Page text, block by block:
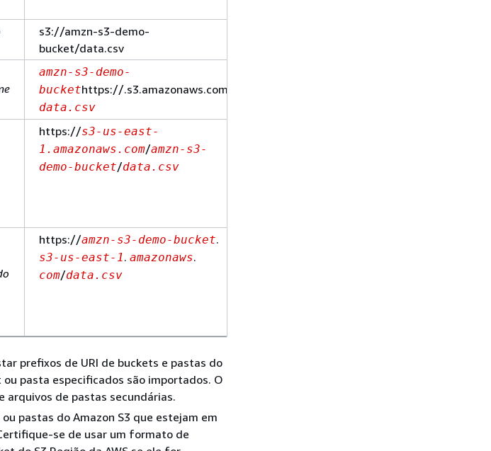
s3://amzn-s3-demo-
bucket/data.csv
amzn-s3-demo-
buckethttps://.s3.amazonaws.com/
data.csv
https://s3-us-east-
1.amazonaws.com/amzn-s3-
demo-bucket/data.csv
https://amzn-s3-demo-bucket.
s3-us-east-1. amazonaws.
com/data.csv
prefixos de URI de buckets e pastas do
pasta especificados são importados. O
arquivos de pastas secundárias.
pastas do Amazon S3 que estejam em
se de usar um formato de